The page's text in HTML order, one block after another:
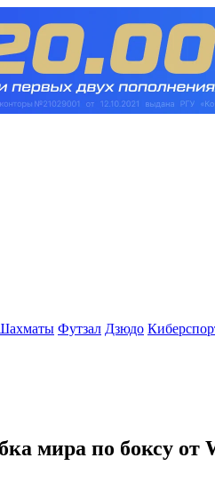
Футзал Дзюдо
мира по боксу от